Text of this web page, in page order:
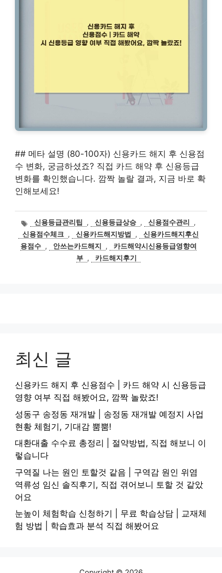
## 메타 설명 (80-100자) 신용카드 해지 후 신용점
수 변화, 궁금하셨죠? 직접 카드 해약 후 신용등급
변화를 확인했습니다. 깜짝 놀랄 결과, 지금 바로 확
인해보세요!
태
그
신용등급관리팁 , 신용등급상승 , 신용점수관리
,
신용점수체크 , 신용카드해지방법 ,
신용카드해지후신
용점수 , 안쓰는카드해지 ,
카드해약시신용등급영향여
부 , 카드해지후기
최신 글
신용카드 해지 후 신용점수 | 카드 해약 시 신용등급
영향 여부 직접 해봤어요, 깜짝 놀랐죠!
성동구 송정동 재개발 | 송정동 재개발 예정지 사업
현황 체험기, 기대감 뿜뿜!
대환대출 수수료 총정리 | 절약방법, 직접 해보니 이
렇습니다
구역질 나는 원인 토할것 같음 | 구역감 원인 위염
역류성 임신 솔직후기, 직접 겪어보니 토할 것 같았
어요
눈높이 체험학습 신청하기 | 무료 학습상담 | 교재체
험 방법 | 학습효과 분석 직접 해봤어요